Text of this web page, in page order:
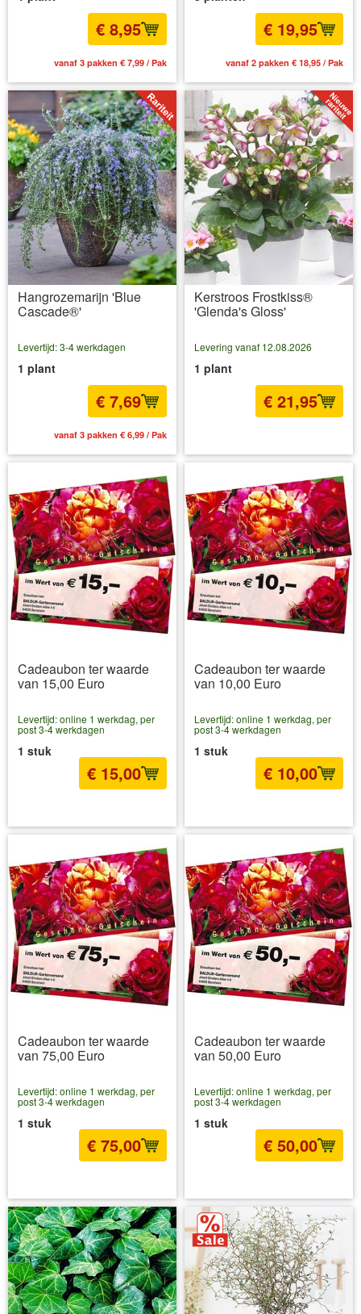
€ 8,95
vanaf 3 pakken € 7,99 / Pak
€ 19,95
vanaf 2 pakken € 18,95 / Pak
Hangrozemarijn 'Blue
Cascade®'
Levertijd: 3-4 werkdagen
1 plant
€ 7,69
vanaf 3 pakken € 6,99 / Pak
Kerstroos Frostkiss®
'Glenda's Gloss'
Levering vanaf 12.08.2026
1 plant
€ 21,95
Cadeaubon ter waarde
van 15,00 Euro
Levertijd: online 1 werkdag, per
post 3-4 werkdagen
1 stuk
€ 15,00
Cadeaubon ter waarde
van 10,00 Euro
Levertijd: online 1 werkdag, per
post 3-4 werkdagen
1 stuk
€ 10,00
Cadeaubon ter waarde
van 75,00 Euro
Levertijd: online 1 werkdag, per
post 3-4 werkdagen
1 stuk
€ 75,00
Cadeaubon ter waarde
van 50,00 Euro
Levertijd: online 1 werkdag, per
post 3-4 werkdagen
1 stuk
€ 50,00